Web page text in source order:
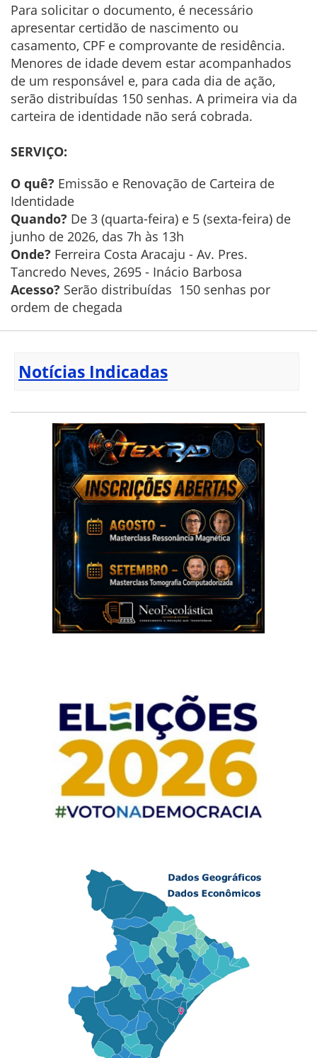
Para solicitar o documento, é necessário
apresentar certidão de nascimento ou
casamento, CPF e comprovante de residência.
Menores de idade devem estar acompanhados
de um responsável e, para cada dia de ação,
serão distribuídas 150 senhas. A primeira via da
carteira de identidade não será cobrada.
SERVIÇO:
O quê? Emissão e Renovação de Carteira de
Identidade
Quando? De 3 (quarta-feira) e 5 (sexta-feira) de
junho de 2026, das 7h às 13h
Onde? Ferreira Costa Aracaju - Av. Pres.
Tancredo Neves, 2695 - Inácio Barbosa
Acesso? Serão distribuídas 150 senhas por
ordem de chegada
Notícias Indicadas